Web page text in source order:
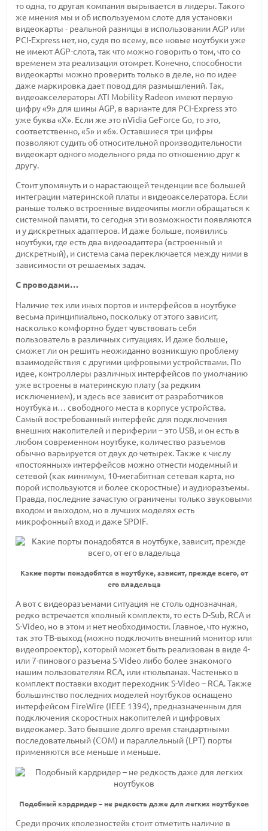
то одна, то другая компания вырывается в лидеры. Такого
же мнения мы и об используемом слоте для установки
видеокарты - реальной разницы в использовании AGP или
PCI-Express нет, но, судя по всему, все новые ноутбуки уже
не имеют AGP-слота, так что можно говорить о том, что со
временем эта реализация отомрет. Конечно, способности
видеокарты можно проверить только в деле, но по идее
даже маркировка дает повод для размышлений. Так,
видеоакселераторы ATI Mobility Radeon имеют первую
цифру «9» для шины AGP, в варианте для PCI-Express это
уже буква «Х». Если же это nVidia GeForce Go, то это,
соответственно, «5» и «6». Оставшиеся три цифры
позволяют судить об относительной производительности
видеокарт одного модельного ряда по отношению друг к
другу.
Стоит упомянуть и о нарастающей тенденции все большей
интеграции материнской платы и видеоакселератора. Если
раньше только встроенные видеочипы могли обращаться к
системной памяти, то сегодня эти возможности появляются
и у дискретных адаптеров. И даже больше, появились
ноутбуки, где есть два видеоадаптера (встроенный и
дискретный), и система сама переключается между ними в
зависимости от решаемых задач.
С проводами…
Наличие тех или иных портов и интерфейсов в ноутбуке
весьма принципиально, поскольку от этого зависит,
насколько комфортно будет чувствовать себя
пользователь в различных ситуациях. И даже больше,
сможет ли он решить неожиданно возникшую проблему
взаимодействия с другими цифровыми устройствами. По
идее, контроллеры различных интерфейсов по умолчанию
уже встроены в материнскую плату (за редким
исключением), и здесь все зависит от разработчиков
ноутбука и… свободного места в корпусе устройства.
Самый востребованный интерфейс для подключения
внешних накопителей и периферии – это USB, и он есть в
любом современном ноутбуке, количество разъемов
обычно варьируется от двух до четырех. Также к числу
«постоянных» интерфейсов можно отнести модемный и
сетевой (как минимум, 10-мегабитная сетевая карта, но
порой используются и более скоростные) и аудиоразъемы.
Правда, последние зачастую ограничены только звуковыми
входом и выходом, но в лучших моделях есть
микрофонный вход и даже SPDIF.
Какие порты понадобятся в ноутбуке, зависит, прежде всего, от
его владельца
А вот с видеоразъемами ситуация не столь однозначная,
редко встречается «полный комплект», то есть D-Sub, RCA и
S-Video, но в этом и нет необходимости. Главное, что нужно,
так это ТВ-выход (можно подключить внешний монитор или
видеопроектор), который может быть реализован в виде 4-
или 7-пинового разъема S-Video либо более знакомого
нашим пользователям RCA, или «тюльпана». Частенько в
комплект поставки входит переходник S-Video – RCA. Также
большинство последних моделей ноутбуков оснащено
интерфейсом FireWire (IEEE 1394), предназначенным для
подключения скоростных накопителей и цифровых
видеокамер. Зато бывшие долго время стандартными
последовательный (COM) и параллельный (LPT) порты
применяются все меньше и меньше.
Подобный кардридер – не редкость даже для легких ноутбуков
Среди прочих «полезностей» стоит отметить наличие в